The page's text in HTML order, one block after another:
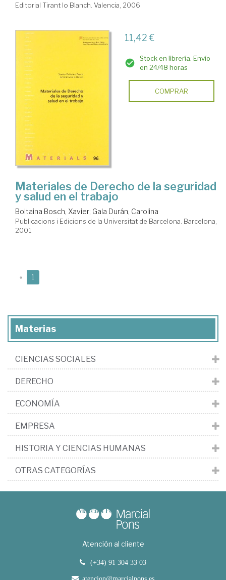
Editorial Tirant lo Blanch. Valencia, 2006
11,42 €
Stock en librería. Envío
en 24/48 horas
COMPRAR
Materiales de Derecho de la seguridad
y salud en el trabajo
Boltaina Bosch, Xavier; Gala Durán, Carolina
Publicacions i Edicions de la Universitat de Barcelona. Barcelona,
2001
« 1
Materias
CIENCIAS SOCIALES
DERECHO
ECONOMÍA
EMPRESA
HISTORIA Y CIENCIAS HUMANAS
OTRAS CATEGORÍAS
Atención al cliente
(+34) 91 304 33 03
atencion@marcialpons.es